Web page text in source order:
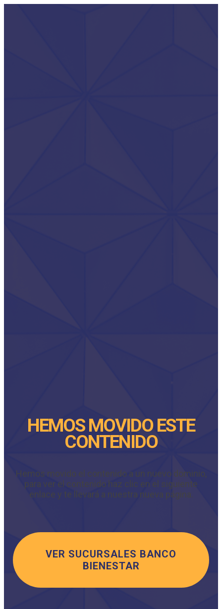
HEMOS MOVIDO ESTE
CONTENIDO
Hemos movido el contenido a un nuevo dominio,
para ver el contenido haz clic en el siguiente
enlace y te llevará a nuestra nueva página.
VER SUCURSALES BANCO
BIENESTAR